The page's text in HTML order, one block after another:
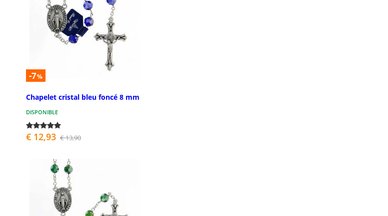
-7%
Chapelet cristal bleu foncé 8 mm
DISPONIBLE
€ 12,93 € 13,90